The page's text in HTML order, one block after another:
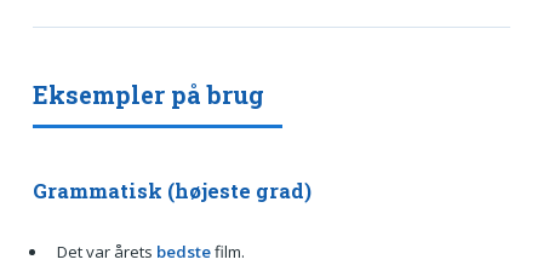
Eksempler på brug
Grammatisk (højeste grad)
Det var årets bedstefilm.